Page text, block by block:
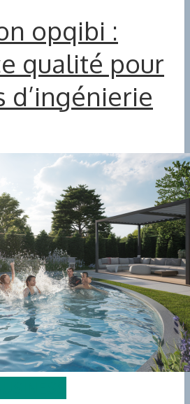
opqibi :
qualité pour
d’ingénierie